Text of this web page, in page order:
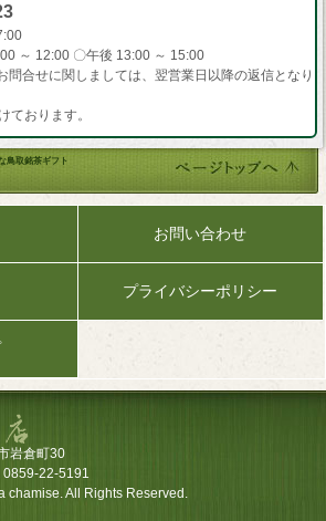
～ 12:00 〇午後 13:00 ～ 15:00
問合せに関しましては、翌営業日以降の返信となり
ております。
鳥取銘茶ギフト
お問い合わせ
プライバシーポリシー
岩倉町30
22-5191
chamise. All Rights Reserved.